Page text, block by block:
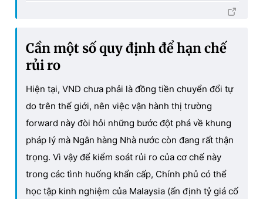
Cần một số quy định để hạn chế
rủi ro
Hiện tại, VND chưa phải là đồng tiền chuyển đổi tự
do trên thế giới, nên việc vận hành thị trường
forward này đòi hỏi những bước đột phá về khung
pháp lý mà Ngân hàng Nhà nước còn đang rất thận
trọng. Vì vậy để kiểm soát rủi ro của cơ chế này
trong các tình huống khẩn cấp, Chính phủ có thể
học tập kinh nghiệm của Malaysia (ấn định tỷ giá cố